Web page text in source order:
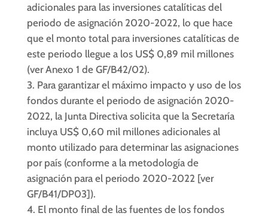
adicionales para las inversiones catalíticas del
periodo de asignación 2020-2022, lo que hace
que el monto total para inversiones catalíticas de
este periodo llegue a los US$ 0,89 mil millones
(ver Anexo 1 de GF/B42/02).
Para garantizar el máximo impacto y uso de los
fondos durante el periodo de asignación 2020-
2022, la Junta Directiva solicita que la Secretaría
incluya US$ 0,60 mil millones adicionales al
monto utilizado para determinar las asignaciones
por país (conforme a la metodología de
asignación para el periodo 2020-2022 [ver
GF/B41/DP03]).
El monto final de las fuentes de los fondos